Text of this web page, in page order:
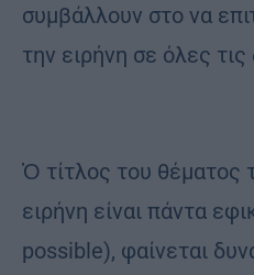
συμβάλλουν στο να
την ειρήνη σε όλες τις
Ὁ τίτλος του θέματος
ειρήνη είναι πάντα
possible), φαίνεται